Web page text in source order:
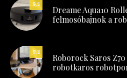
9.5
Dreame Aqua10
felmosóbajnok a
9.8
Roborock Saros
robotkaros